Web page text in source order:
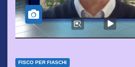
FISCO PER FIASCHI